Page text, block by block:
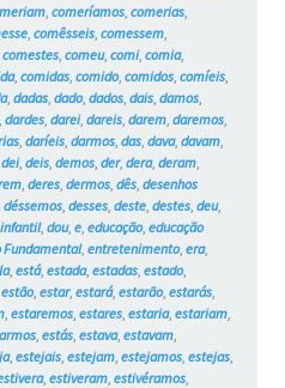
, comeríamos, comerias,
, comêsseis, comessem,
comestes, comeu, comi, comia,
, comidas, comido, comidos, comíeis,
, dadas, dado, dados, dais, damos,
dardes, darei, dareis, darem, daremos,
, daríeis, darmos, das, dava, davam,
dei, deis, demos, der, dera, deram,
, deres, dermos, dês, desenhos
déssemos, desses, deste, destes, deu,
, dou, e, educação, educação
Fundamental, entretenimento, era,
, está, estada, estadas, estado,
estão, estar, estará, estarão, estarás,
, estaremos, estares, estaria, estariam,
, estás, estava, estavam,
, estejais, estejam, estejamos, estejas,
, estiveram, estivéramos,